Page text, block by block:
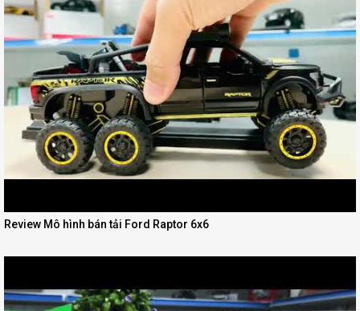
Review Mô hình bán tải Ford Raptor 6x6